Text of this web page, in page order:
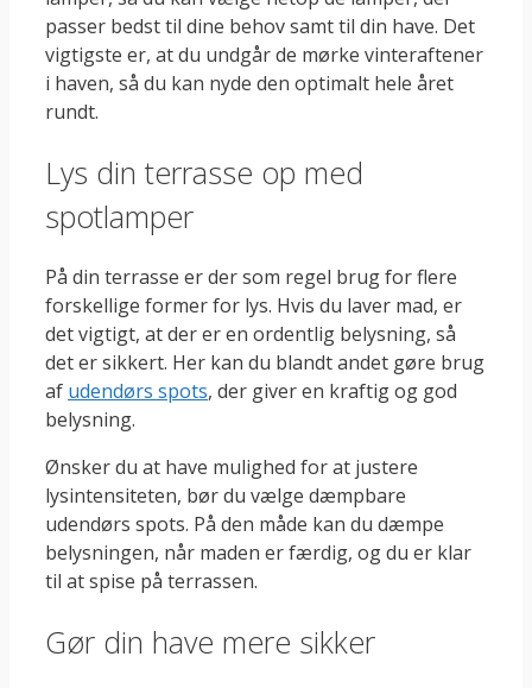
passer bedst til dine behov samt til din have. Det
vigtigste er, at du undgår de mørke vinteraftener
i haven, så du kan nyde den optimalt hele året
rundt.
Lys din terrasse op med
spotlamper
På din terrasse er der som regel brug for flere
forskellige former for lys. Hvis du laver mad, er
det vigtigt, at der er en ordentlig belysning, så
det er sikkert. Her kan du blandt andet gøre brug
af udendørs spots, der giver en kraftig og god
belysning.
Ønsker du at have mulighed for at justere
lysintensiteten, bør du vælge dæmpbare
udendørs spots. På den måde kan du dæmpe
belysningen, når maden er færdig, og du er klar
til at spise på terrassen.
Gør din have mere sikker